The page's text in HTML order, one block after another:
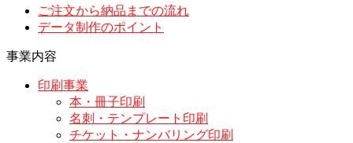
ご注文から納品までの流れ
データ制作のポイント
事業内容
印刷事業
本・冊子印刷
名刺・テンプレート印刷
チケット・ナンバリング印刷